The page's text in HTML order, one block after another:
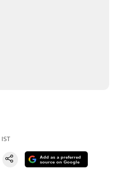
IST
Add as a preferred
source on Google